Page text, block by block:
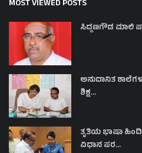
MOST VIEWED POSTS
ಸಿದ್ದಣಗೌಡ ಮಾಲಿ
ಅನುದಾನಿತ
ಶಿಕ್ಷ...
ತೃತಿಯ ಭಾಷಾ
ವಿಧಾನ ಪರ...